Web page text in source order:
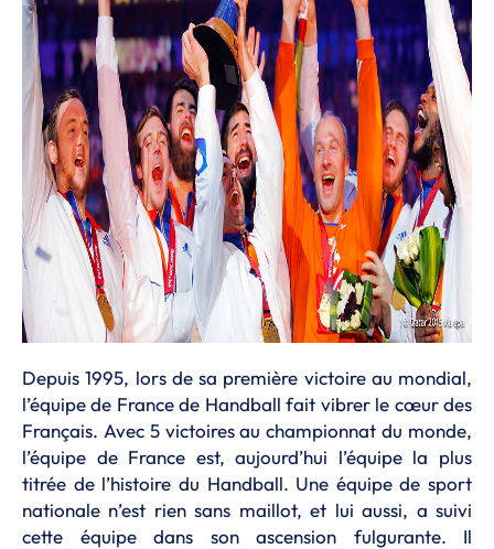
Depuis 1995, lors de sa première victoire au mondial,
l’équipe de France de Handball fait vibrer le cœur des
Français. Avec 5 victoires au championnat du monde,
l’équipe de France est, aujourd’hui l’équipe la plus
titrée de l’histoire du Handball. Une équipe de sport
nationale n’est rien sans maillot, et lui aussi, a suivi
cette équipe dans son ascension fulgurante. Il